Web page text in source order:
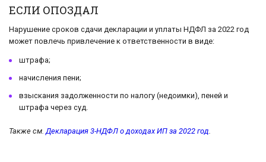
ЕСЛИ ОПОЗДАЛ
Нарушение сроков сдачи декларации и уплаты НДФЛ за 2022 год
может повлечь привлечение к ответственности в виде:
штрафа;
начисления пени;
взыскания задолженности по налогу (недоимки), пеней и
штрафа через суд.
Также см.Декларация 3-НДФЛ о доходах ИП за 2022 год.